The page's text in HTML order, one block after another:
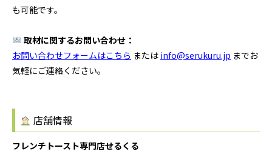
も可能です。
取材に関するお問い合わせ：
お問い合わせフォームはこちら または info@serukuru.jp までお
気軽にご連絡ください。
店舗情報
フレンチトースト専門店せるくる